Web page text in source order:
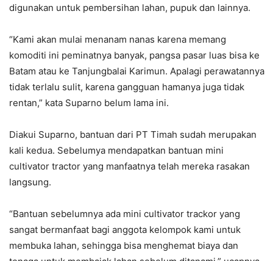
digunakan untuk pembersihan lahan, pupuk dan lainnya.
“Kami akan mulai menanam nanas karena memang
komoditi ini peminatnya banyak, pangsa pasar luas bisa ke
Batam atau ke Tanjungbalai Karimun. Apalagi perawatannya
tidak terlalu sulit, karena gangguan hamanya juga tidak
rentan,” kata Suparno belum lama ini.
Diakui Suparno, bantuan dari PT Timah sudah merupakan
kali kedua. Sebelumya mendapatkan bantuan mini
cultivator tractor yang manfaatnya telah mereka rasakan
langsung.
“Bantuan sebelumnya ada mini cultivator trackor yang
sangat bermanfaat bagi anggota kelompok kami untuk
membuka lahan, sehingga bisa menghemat biaya dan